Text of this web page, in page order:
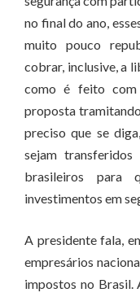
no final do ano,
muito pouco
cobrar, inclusive, a
como é feito com
proposta
preciso que se
sejam
brasileiros para
investimentos em
A presidente fala,
empresários
impostos no Brasil.